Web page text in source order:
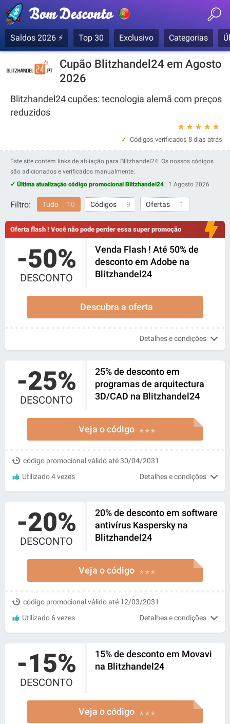
Saldos 2026 ⚡ Top 30 Exclusivo Categorias
Cupão Blitzhandel24 em Agosto
2026
Blitzhandel24 cupões: tecnologia alemã com preços
reduzidos
★
★
★
★
★
Códigos verificados 8 dias atrás
Este site contém links de afiliação para Blitzhandel24. Os nossos códigos
são adicionados e verificados manualmente.
✓ Última atualização código promocional Blitzhandel24 : 1 Agosto 2026
Filtro: Tudo 10 Códigos 9 Ofertas 1
Oferta flash ! Você não pode perder essa super promoção
-50%
DESCONTO
Venda Flash ! Até 50% de
desconto em Adobe na
Blitzhandel24
Descubra a oferta
Detalhes e condições
-25%
DESCONTO
25% de desconto em
programas de arquitectura
3D/CAD na Blitzhandel24
Veja o código * * *
código promocional válido até 30/04/2031
Utilizado 4 vezes
Detalhes e condições
-20%
DESCONTO
20% de desconto em software
antivírus Kaspersky na
Blitzhandel24
Veja o código * * *
código promocional válido até 12/03/2031
Utilizado 6 vezes
Detalhes e condições
-15%
DESCONTO
15% de desconto em Movavi
na Blitzhandel24
Veja o código * * *